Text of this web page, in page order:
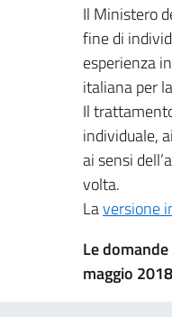
Il Ministero
fine di
esperienza
italiana per
Il
individuale,
ai sensi
volta.
Laversione
Le
maggio